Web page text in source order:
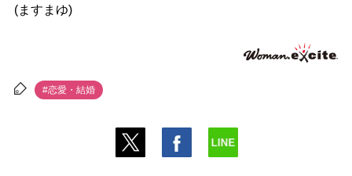
(ますまゆ)
#恋愛・結婚